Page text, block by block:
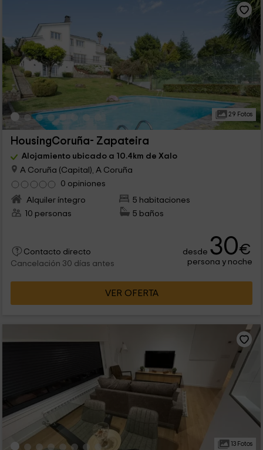
29 Fotos
HousingCoruña- Zapateira
Alojamiento ubicado a 10.4km de Xalo
A Coruña (Capital), A Coruña
0 opiniones
Alquiler íntegro
5 habitaciones
10 personas
5 baños
Contacto directo
Cancelación 30 días antes
desde 30€
persona y noche
VER OFERTA
13 Fotos